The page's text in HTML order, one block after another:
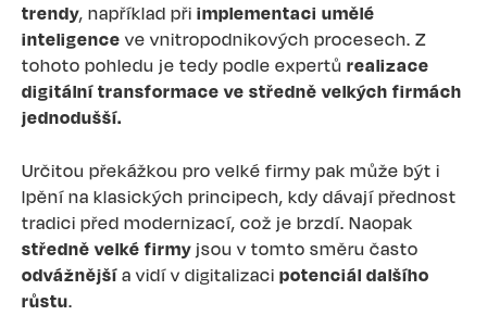
trendy, například při implementaci umělé
inteligence ve vnitropodnikových procesech. Z
tohoto pohledu je tedy podle expertů realizace
digitální transformace ve středně velkých firmách
jednodušší.
Určitou překážkou pro velké firmy pak může být i
lpění na klasických principech, kdy dávají přednost
tradici před modernizací, což je brzdí. Naopak
středně velké firmy jsou v tomto směru často
odvážnější a vidí v digitalizaci potenciál dalšího
růstu.